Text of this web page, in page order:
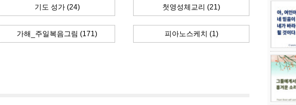
기도 성가 (24) 첫영성체교리 (21)
가해_주일복음그림 (171) 피아노스케치 (1)